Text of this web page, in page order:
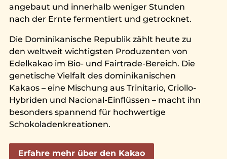
angebaut und innerhalb weniger Stunden
nach der Ernte fermentiert und getrocknet.
Die Dominikanische Republik zählt heute zu
den weltweit wichtigsten Produzenten von
Edelkakao im Bio- und Fairtrade-Bereich. Die
genetische Vielfalt des dominikanischen
Kakaos – eine Mischung aus Trinitario, Criollo-
Hybriden und Nacional-Einflüssen – macht ihn
besonders spannend für hochwertige
Schokoladenkreationen.
Erfahre mehr über den Kakao